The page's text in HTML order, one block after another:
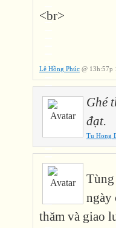
<br>
Lê Hồng Phúc @ 13h:57p
Ghé
đạt.
Tu Hong
ngày
thăm và giao